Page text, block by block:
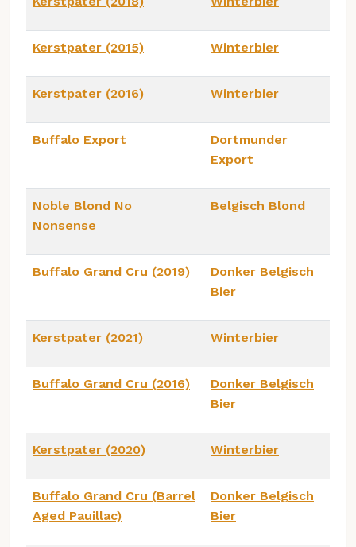
Kerstpater (2015) Winterbier
Kerstpater (2016) Winterbier
Buffalo Export
Dortmunder
Export
Noble Blond No
Nonsense
Belgisch Blond
Buffalo Grand Cru (2019)
Donker Belgisch
Bier
Kerstpater (2021) Winterbier
Buffalo Grand Cru (2016)
Donker Belgisch
Bier
Kerstpater (2020) Winterbier
Buffalo Grand Cru (Barrel
Aged Pauillac)
Donker Belgisch
Bier